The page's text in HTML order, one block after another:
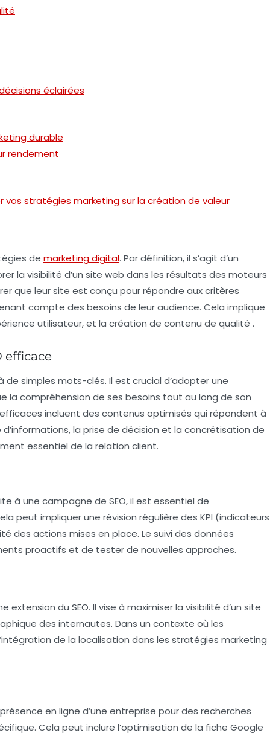
éclairées
durable
rendement
vos stratégies marketing sur la création de valeur
de marketing digital. Par définition, il s’agit d’un
la visibilité d’un site web dans les résultats des moteurs
que leur site est conçu pour répondre aux critères
compte des besoins de leur audience. Cela implique
utilisateur, et la création de contenu de qualité .
efficace
simples mots-clés. Il est crucial d’adopter une
la compréhension de ses besoins tout au long de son
incluent des contenus optimisés qui répondent à
la prise de décision et la concrétisation de
essentiel de la relation client.
à une campagne de SEO, il est essentiel de
peut impliquer une révision régulière des KPI (indicateurs
des actions mises en place. Le suivi des données
proactifs et de tester de nouvelles approches.
extension du SEO. Il vise à maximiser la visibilité d’un site
des internautes. Dans un contexte où les
de la localisation dans les stratégies marketing
en ligne d’une entreprise pour des recherches
Cela peut inclure l’optimisation de la fiche Google